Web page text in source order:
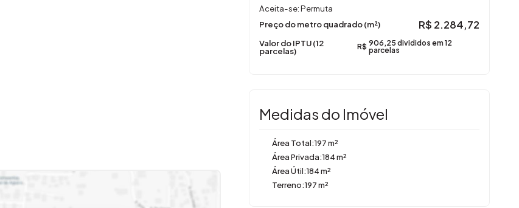
Aceita-se: Permuta
Preço do metro quadrado (m²)
R$ 2.284,72
Valor do IPTU (12
parcelas) R$ 906,25 divididos em 12
parcelas
Medidas do Imóvel
Área Total:197 m²
Área Privada:184 m²
Área Útil:184 m²
Terreno:197 m²